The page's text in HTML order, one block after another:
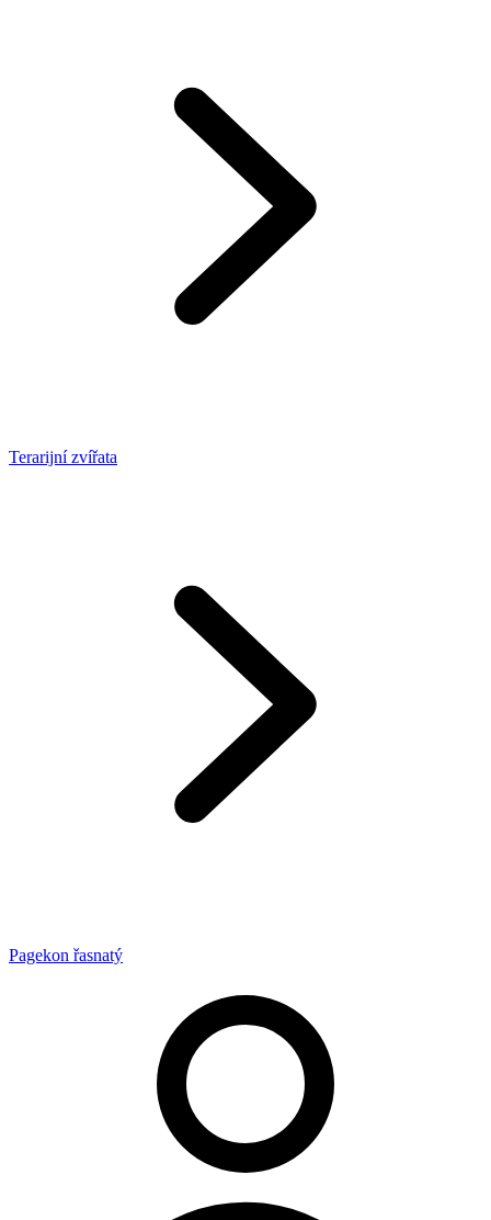
Terarijní zvířata
Pagekon řasnatý